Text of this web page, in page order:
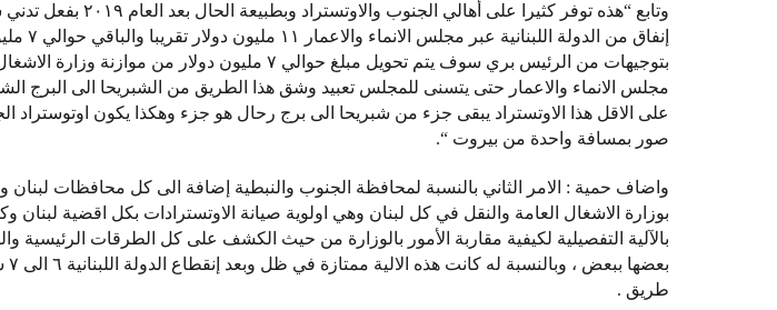
وتابع “هذه توفر كثيرا على أهالي
إنفاق من
بتوجيهات من الرئيس بري سوف يتم تحويل مبلغ حوالي ٧ مليون دولار من
مجلس الانماء والاعمار حتى يتسنى للمجلس تعبيد وشق هذا الطريق من الشبريحا الى البرج
على الاقل هذا الاوتستراد يبقى جزء من شبريحا الى برج رحال هو جزء وهكذا يكون اوتوستراد
صور بمسافة واحدة من بيروت “.
واضاف حمية : الامر الثاني بالنسبة لمحافظة الجنوب والنبطية إضافة الى كل محافظات لبنان
بوزارة الاشغال العامة والنقل في كل لبنان وهي اولوية صيانة الاوتسترادات بكل اقضية
بالآلية التفصيلية لكيفية مقاربة الأمور بالوزارة من حيث الكشف على كل الطرقات الرئيسية
طريق .